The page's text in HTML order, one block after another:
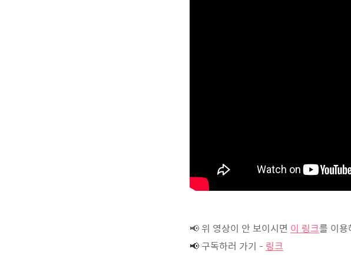
📢 위 영상이 안 보이시면 이 링크를 이용
📢 구독하러 가기 - 링크